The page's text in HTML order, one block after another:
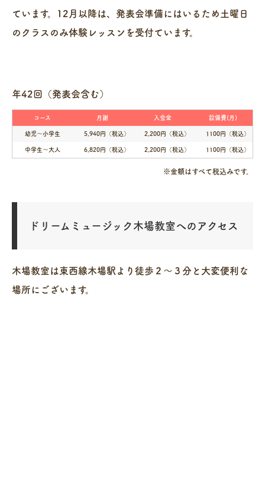
ています。12月以降は、発表会準備にはいるため土曜日
のクラスのみ体験レッスンを受付ています。
年42回（発表会含む）
コース 月謝 入会金 設備費(月)
幼児～小学生 5,940円（税込） 2,200円（税込） 1100円（税込）
中学生～大人 6,820円（税込） 2,200円（税込） 1100円（税込）
※金額はすべて税込みです。
ドリームミュージック木場教室へのアクセス
木場教室は東西線木場駅より徒歩２～３分と大変便利な
場所にございます。